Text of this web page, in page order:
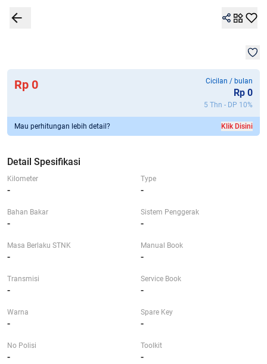
Detail Spesifikasi Bandingkan 1/1
Rp 0 Cicilan / bulan
Rp 0
5 Thn - DP 10%
Mau perhitungan lebih detail? Klik Disini
Detail Spesifikasi
Kilometer
-
Type
-
Bahan Bakar
-
Sistem Penggerak
-
Masa Berlaku STNK
-
Manual Book
-
Transmisi
-
Service Book
-
Warna
-
Spare Key
-
No Polisi
-
Toolkit
-